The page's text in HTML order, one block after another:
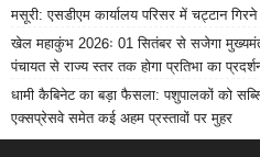
मसूरी: एसडीएम कार्यालय परिसर में चट्टान
खेल महाकुंभ 2026ः 01 सितंबर से सजेगा
पंचायत से राज्य स्तर तक होगा प्रतिभा का
धामी कैबिनेट का बड़ा फैसला: पशुपालकों को
एक्सप्रेसवे समेत कई अहम प्रस्तावों पर मुहर